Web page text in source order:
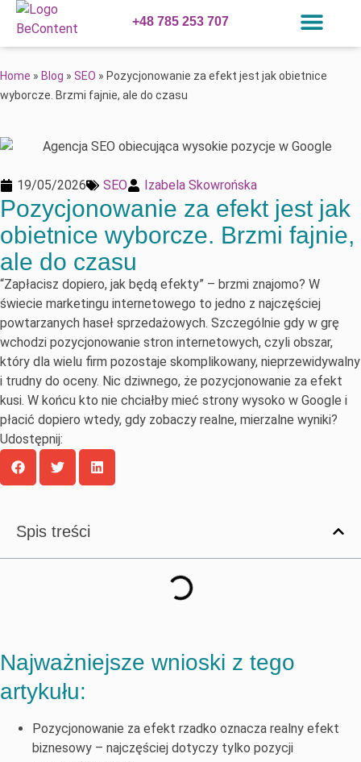
+48 785 253 707
Home » Blog » SEO » Pozycjonowanie za efekt jest jak obietnice
wyborcze. Brzmi fajnie, ale do czasu
19/05/2026 SEO Izabela Skowrońska
Pozycjonowanie za efekt jest jak
obietnice wyborcze. Brzmi fajnie,
ale do czasu
“Zapłacisz dopiero, jak będą efekty” – brzmi znajomo? W
świecie marketingu internetowego to jedno z najczęściej
powtarzanych haseł sprzedażowych. Szczególnie gdy w grę
wchodzi pozycjonowanie stron internetowych, czyli obszar,
który dla wielu firm pozostaje skomplikowany, nieprzewidywalny
i trudny do oceny. Nic dziwnego, że pozycjonowanie za efekt
kusi. W końcu kto nie chciałby mieć strony wysoko w Google i
płacić dopiero wtedy, gdy zobaczy realne, mierzalne wyniki?
Udostępnij:
Spis treści
Najważniejsze wnioski z tego
artykułu:
Pozycjonowanie za efekt rzadko oznacza realny efekt
biznesowy – najczęściej dotyczy tylko pozycji